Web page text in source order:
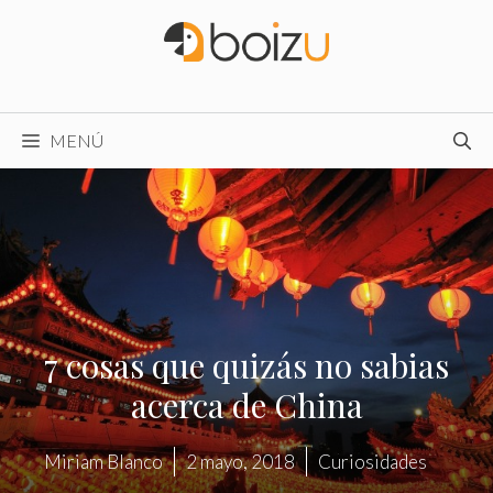
MENÚ
7 cosas que quizás no sabias
acerca de China
Miriam Blanco 2 mayo, 2018 Curiosidades